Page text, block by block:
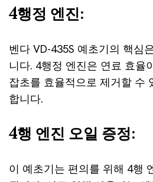
4행정 엔진:
벤다 VD-435S 예초기의 핵심
니다. 4행정 엔진은 연료 효율
잡초를 효율적으로 제거할 수
합니다.
4행 엔진 오일 증정:
이 예초기는 편의를 위해 4행